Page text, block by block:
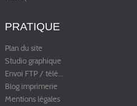
PRATIQUE
Plan du site
Studio graphique
Envoi FTP / télé...
Blog imprimerie
Mentions légales